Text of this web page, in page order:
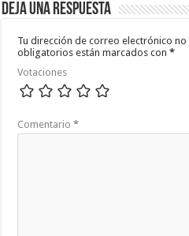
Deja una respuesta
Tu dirección de correo electrónico
obligatorios están marcados con*
Votaciones
Comentario*